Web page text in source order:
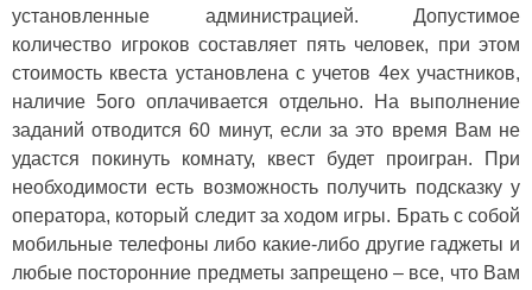
установленные администрацией. Допустимое
количество игроков составляет пять человек, при этом
стоимость квеста установлена с учетов 4ех участников,
наличие 5ого оплачивается отдельно. На выполнение
заданий отводится 60 минут, если за это время Вам не
удастся покинуть комнату, квест будет проигран. При
необходимости есть возможность получить подсказку у
оператора, который следит за ходом игры. Брать с собой
мобильные телефоны либо какие-либо другие гаджеты и
любые посторонние предметы запрещено – все, что Вам